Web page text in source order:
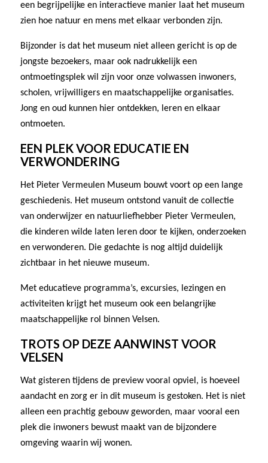
een begrijpelijke en interactieve manier laat het museum
zien hoe natuur en mens met elkaar verbonden zijn.
Bijzonder is dat het museum niet alleen gericht is op de
jongste bezoekers, maar ook nadrukkelijk een
ontmoetingsplek wil zijn voor onze volwassen inwoners,
scholen, vrijwilligers en maatschappelijke organisaties.
Jong en oud kunnen hier ontdekken, leren en elkaar
ontmoeten.
EEN PLEK VOOR EDUCATIE EN
VERWONDERING
Het Pieter Vermeulen Museum bouwt voort op een lange
geschiedenis. Het museum ontstond vanuit de collectie
van onderwijzer en natuurliefhebber Pieter Vermeulen,
die kinderen wilde laten leren door te kijken, onderzoeken
en verwonderen. Die gedachte is nog altijd duidelijk
zichtbaar in het nieuwe museum.
Met educatieve programma’s, excursies, lezingen en
activiteiten krijgt het museum ook een belangrijke
maatschappelijke rol binnen Velsen.
TROTS OP DEZE AANWINST VOOR
VELSEN
Wat gisteren tijdens de preview vooral opviel, is hoeveel
aandacht en zorg er in dit museum is gestoken. Het is niet
alleen een prachtig gebouw geworden, maar vooral een
plek die inwoners bewust maakt van de bijzondere
omgeving waarin wij wonen.